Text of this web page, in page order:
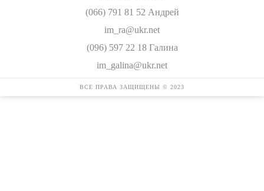
(066) 791 81 52 Андрей
im_ra@ukr.net
(096) 597 22 18 Галина
im_galina@ukr.net
ВСЕ ПРАВА ЗАЩИЩЕНЫ © 2023